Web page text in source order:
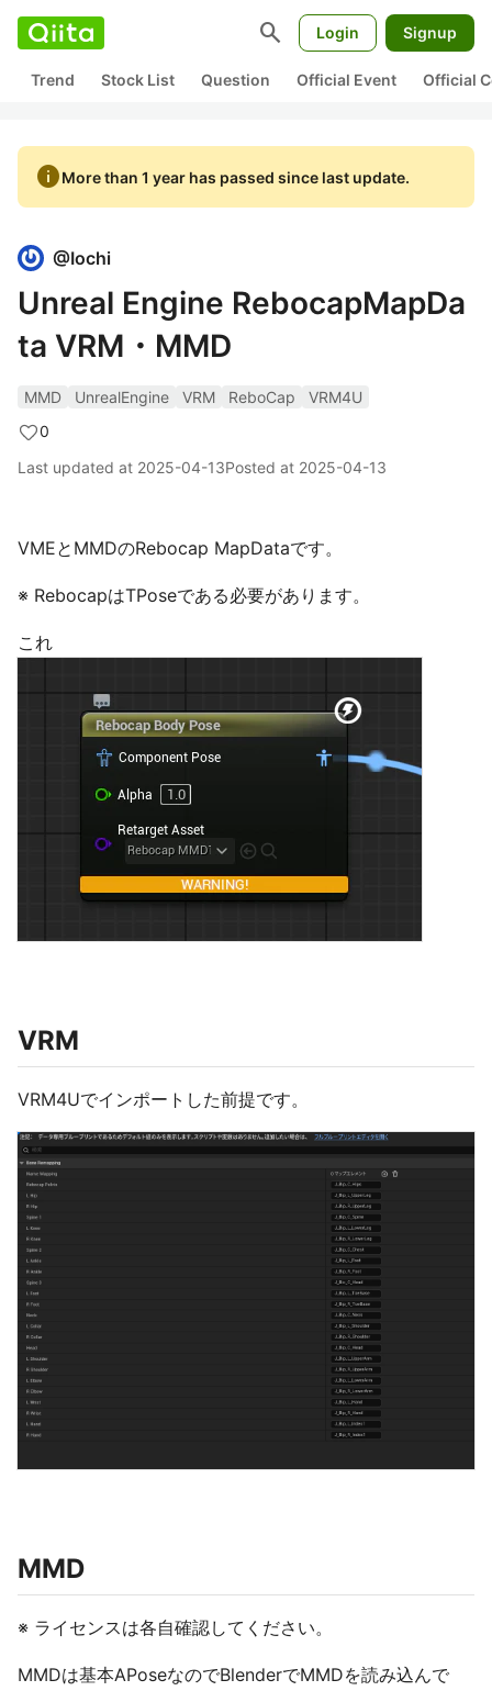
search Login Signup
Trend Stock List Question Official Event Official
infoMore than 1 year has passed since last update.
@Iochi
Unreal Engine RebocapMapDa
ta VRM・MMD
MMD UnrealEngine VRM ReboCap
VRM4U
0
Last updated at 2025-04-13Posted at 2025-04-13
VMEとMMDのRebocap MapDataです。
※ RebocapはTPoseである必要があります。
これ
VRM
VRM4Uでインポートした前提です。
MMD
※ ライセンスは各自確認してください。
MMDは基本APoseなのでBlenderでMMDを読み込んで